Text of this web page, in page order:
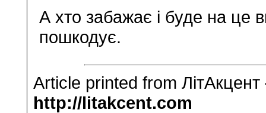
А хто забажає і буде на це
пошкодує.
Article printed from ЛітАкцент
http://litakcent.com